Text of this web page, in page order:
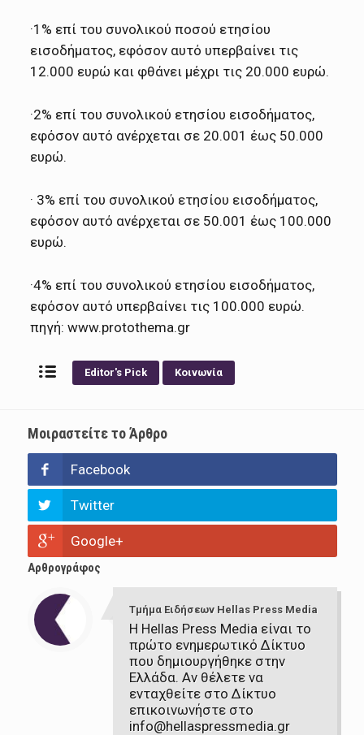
·1% επί του συνολικού ποσού ετησίου
εισοδήματος, εφόσον αυτό υπερβαίνει τις
12.000 ευρώ και φθάνει μέχρι τις 20.000 ευρώ.
·2% επί του συνολικού ετησίου εισοδήματος,
εφόσον αυτό ανέρχεται σε 20.001 έως 50.000
ευρώ.
· 3% επί του συνολικού ετησίου εισοδήματος,
εφόσον αυτό ανέρχεται σε 50.001 έως 100.000
ευρώ.
·4% επί του συνολικού ετησίου εισοδήματος,
εφόσον αυτό υπερβαίνει τις 100.000 ευρώ.
πηγή: www.protothema.gr
Editor's Pick Κοινωνία
Μοιραστείτε το Άρθρο
Facebook
Twitter
Google+
Αρθρογράφος
Τμήμα Ειδήσεων Hellas Press Media
Η Hellas Press Media είναι το
πρώτο ενημερωτικό Δίκτυο
που δημιουργήθηκε στην
Ελλάδα. Αν θέλετε να
ενταχθείτε στο Δίκτυο
επικοινωνήστε στο
info@hellaspressmedia.gr